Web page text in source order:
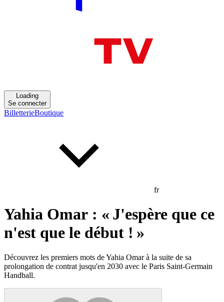
Loading
Se connecter
BilletterieBoutique
fr
Yahia Omar : « J'espère que ce
n'est que le début ! »
Découvrez les premiers mots de Yahia Omar à la suite de sa
prolongation de contrat jusqu'en 2030 avec le Paris Saint-Germain
Handball.